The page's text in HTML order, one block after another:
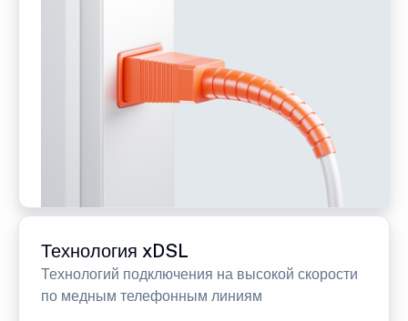
Технология xDSL
Технологий подключения на высокой скорости
по медным телефонным линиям